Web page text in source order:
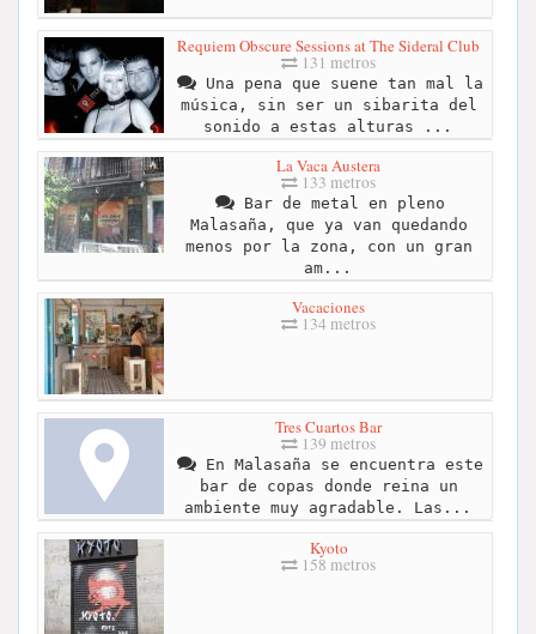
Requiem Obscure Sessions at The Sideral Club
131 metros
Una pena que suene tan mal la
música, sin ser un sibarita del
sonido a estas alturas ...
La Vaca Austera
133 metros
Bar de metal en pleno
Malasaña, que ya van quedando
menos por la zona, con un gran
am...
Vacaciones
134 metros
Tres Cuartos Bar
139 metros
En Malasaña se encuentra este
bar de copas donde reina un
ambiente muy agradable. Las...
Kyoto
158 metros